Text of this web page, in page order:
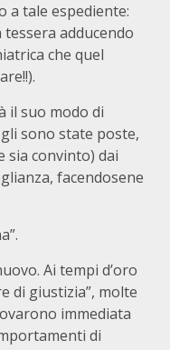
a tale espediente:
tessera adducendo
che quel
il suo modo di
sono state poste,
sia convinto) dai
facendosene
Ai tempi d’oro
di giustizia”, molte
immediata
di